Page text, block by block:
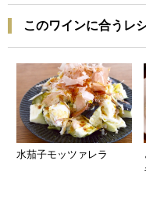
このワインに合うレ
水茄子モッツァレラ